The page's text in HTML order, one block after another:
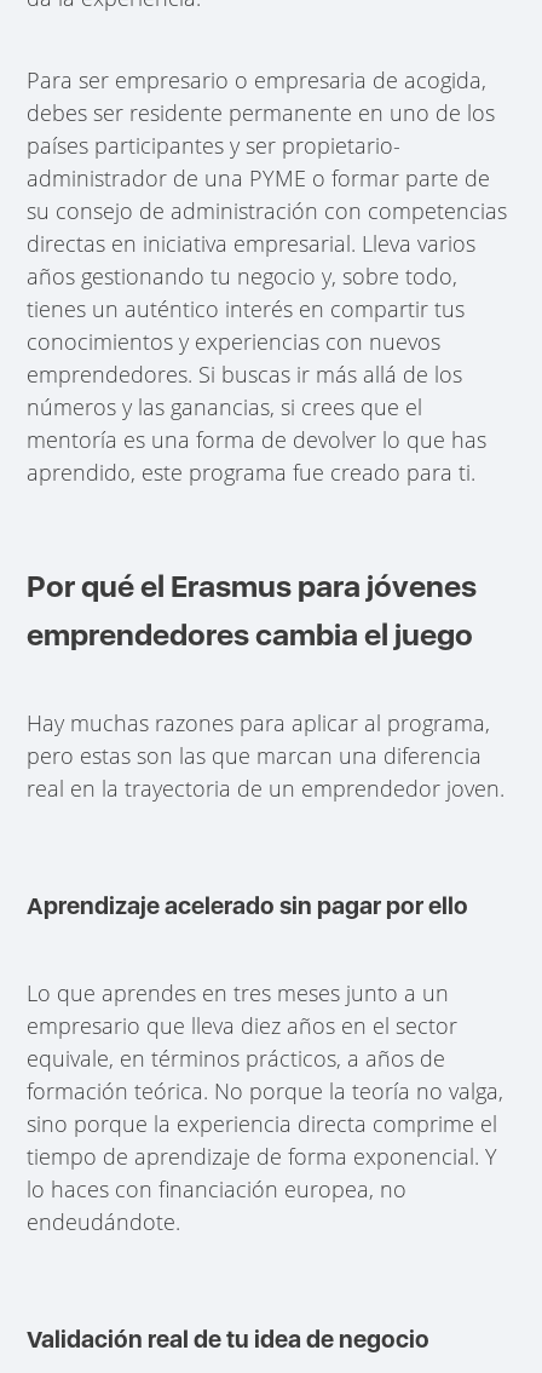
Para ser empresario o empresaria de acogida,
debes ser residente permanente en uno de los
países participantes y ser propietario-
administrador de una PYME o formar parte de
su consejo de administración con competencias
directas en iniciativa empresarial. Lleva varios
años gestionando tu negocio y, sobre todo,
tienes un auténtico interés en compartir tus
conocimientos y experiencias con nuevos
emprendedores. Si buscas ir más allá de los
números y las ganancias, si crees que el
mentoría es una forma de devolver lo que has
aprendido, este programa fue creado para ti.
Por qué el Erasmus para jóvenes
emprendedores cambia el juego
Hay muchas razones para aplicar al programa,
pero estas son las que marcan una diferencia
real en la trayectoria de un emprendedor joven.
Aprendizaje acelerado sin pagar por ello
Lo que aprendes en tres meses junto a un
empresario que lleva diez años en el sector
equivale, en términos prácticos, a años de
formación teórica. No porque la teoría no valga,
sino porque la experiencia directa comprime el
tiempo de aprendizaje de forma exponencial. Y
lo haces con financiación europea, no
endeudándote.
Validación real de tu idea de negocio